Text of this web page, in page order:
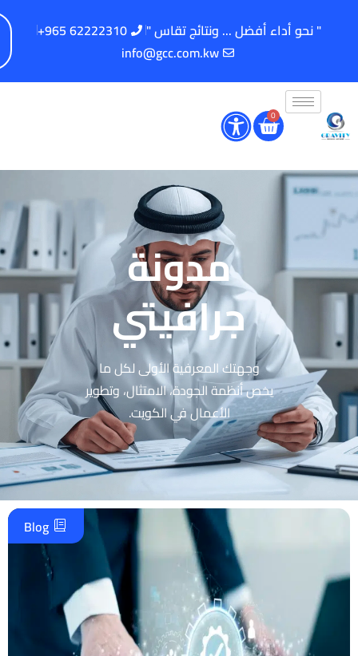
" نحو أداء أفضل ... ونتائج تقاس "
62222310 965+
info@gcc.com.kw
0
مدونة
جرافيتي
وجهتك المعرفية الأولى لكل ما
يخص أنظمة الجودة، الامتثال، وتطوير
الأعمال في الكويت.
Blog